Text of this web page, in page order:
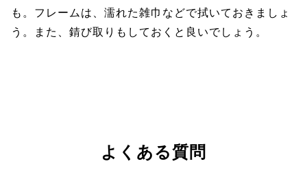
も。フレームは、濡れた雑巾などで拭いておきましょ
う。また、錆び取りもしておくと良いでしょう。
よくある質問